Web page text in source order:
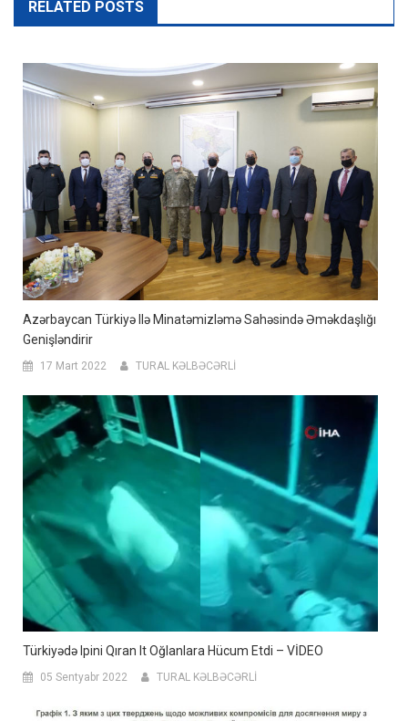
RELATED POSTS
Azərbaycan Türkiyə Ilə Minatəmizləmə Sahəsində Əməkdaşlığı
Genişləndirir
17 Mart 2022 TURAL KƏLBƏCƏRLİ
Türkiyədə Ipini Qıran It Oğlanlara Hücum Etdi – VİDEO
05 Sentyabr 2022 TURAL KƏLBƏCƏRLİ